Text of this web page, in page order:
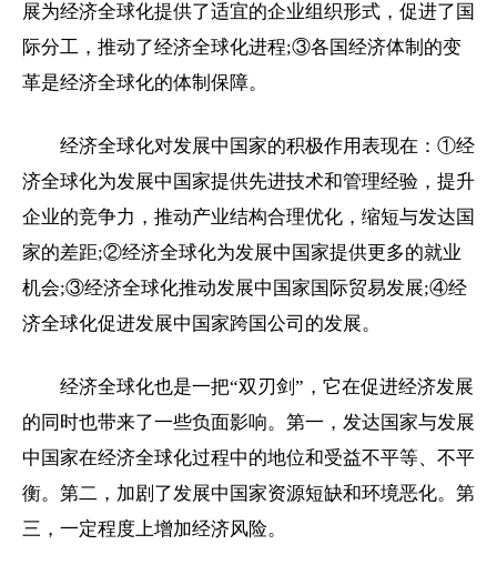
展为经济全球化提供了适宜的企业组织形式，促进了国
际分工，推动了经济全球化进程;③各国经济体制的变
革是经济全球化的体制保障。
经济全球化对发展中国家的积极作用表现在：①经
济全球化为发展中国家提供先进技术和管理经验，提升
企业的竞争力，推动产业结构合理优化，缩短与发达国
家的差距;②经济全球化为发展中国家提供更多的就业
机会;③经济全球化推动发展中国家国际贸易发展;④经
济全球化促进发展中国家跨国公司的发展。
经济全球化也是一把“双刃剑”，它在促进经济发展
的同时也带来了一些负面影响。第一，发达国家与发展
中国家在经济全球化过程中的地位和受益不平等、不平
衡。第二，加剧了发展中国家资源短缺和环境恶化。第
三，一定程度上增加经济风险。